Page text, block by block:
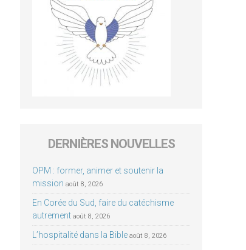
DERNIÈRES NOUVELLES
OPM : former, animer et soutenir la
mission août 8, 2026
En Corée du Sud, faire du catéchisme
autrement août 8, 2026
L’hospitalité dans la Bible août 8, 2026